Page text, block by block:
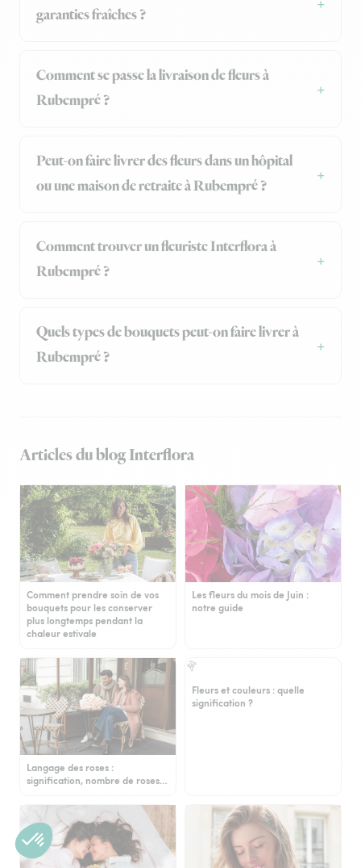
garanties fraîches ?
Comment se passe la livraison de fleurs à
Rubempré ?
Peut-on faire livrer des fleurs dans un hôpital
ou une maison de retraite à Rubempré ?
Comment trouver un fleuriste Interflora à
Rubempré ?
Quels types de bouquets peut-on faire livrer à
Rubempré ?
Articles du blog Interflora
Comment prendre soin de vos
bouquets pour les conserver
plus longtemps pendant la
chaleur estivale
Les fleurs du mois de Juin :
notre guide
Langage des roses :
signification, nombre de roses…
Fleurs et couleurs : quelle
signification ?